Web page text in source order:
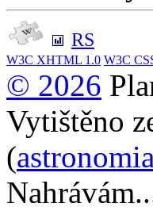
RS
W3C XHTML 1.0 W3C
© 2026
Vytištěno
(